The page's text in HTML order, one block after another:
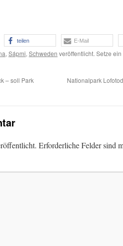
teilen E-Mail
, Sápmi, Schweden veröffentlicht. Setze
– soll Park
Nationalpark
Erforderliche Felder sind